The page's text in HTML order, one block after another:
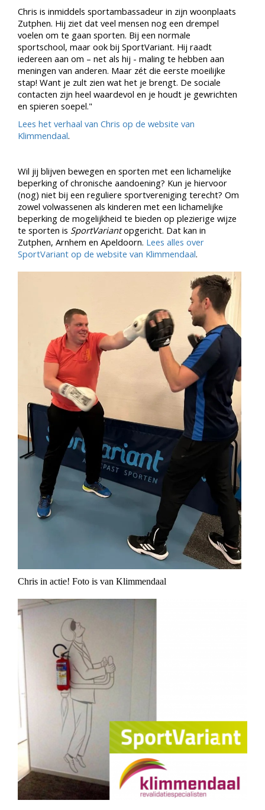
Chris is inmiddels sportambassadeur in zijn woonplaats
Zutphen. Hij ziet dat veel mensen nog een drempel
voelen om te gaan sporten. Bij een normale
sportschool, maar ook bij SportVariant. Hij raadt
iedereen aan om – net als hij - maling te hebben aan
meningen van anderen. Maar zét die eerste moeilijke
stap! Want je zult zien wat het je brengt. De sociale
contacten zijn heel waardevol en je houdt je gewrichten
en spieren soepel."
Lees het verhaal van Chris op de website van
Klimmendaal.
Wil jij blijven bewegen en sporten met een lichamelijke
beperking of chronische aandoening? Kun je hiervoor
(nog) niet bij een reguliere sportvereniging terecht? Om
zowel volwassenen als kinderen met een lichamelijke
beperking de mogelijkheid te bieden op plezierige wijze
te sporten is SportVariantopgericht. Dat kan in
Zutphen, Arnhem en Apeldoorn. Lees alles over
SportVariant op de website van Klimmendaal.
Chris in actie! Foto is van Klimmendaal